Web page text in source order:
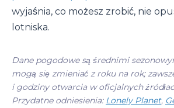
wyjaśnia, co możesz zrobić, nie
lotniska.
Dane pogodowe są średnimi
mogą się zmieniać z roku na rok;
i godziny otwarcia w oficjalnych
Przydatne odniesienia: Lonely Planet,